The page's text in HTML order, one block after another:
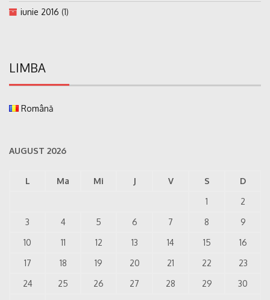
iunie 2016 (1)
LIMBA
Română
AUGUST 2026
L Ma Mi J V S
D
1
2
3
4 5 6 7 8
9
10
11 12 13 14 15
16
17
18 19 20 21 22
23
24
25 26 27 28 29
30